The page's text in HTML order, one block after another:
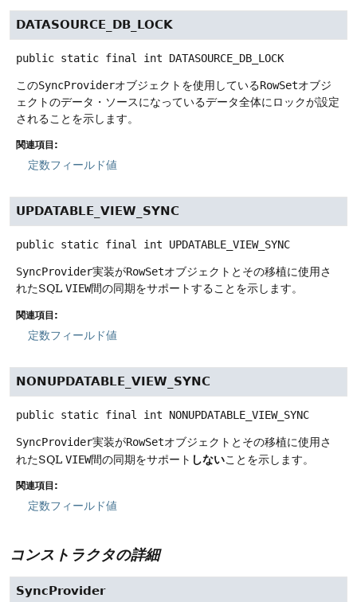
DATASOURCE_DB_LOCK
public static final int DATASOURCE_DB_LOCK
このSyncProviderオブジェクトを使用しているRowSetオブジ
ェクトのデータ・ソースになっているデータ全体にロックが設定
されることを示します。
関連項目:
定数フィールド値
UPDATABLE_VIEW_SYNC
public static final int UPDATABLE_VIEW_SYNC
SyncProvider実装がRowSetオブジェクトとその移植に使用さ
れたSQL VIEW間の同期をサポートすることを示します。
関連項目:
定数フィールド値
NONUPDATABLE_VIEW_SYNC
public static final int NONUPDATABLE_VIEW_SYNC
SyncProvider実装がRowSetオブジェクトとその移植に使用さ
れたSQL VIEW間の同期をサポート しないことを示します。
関連項目:
定数フィールド値
コンストラクタの詳細
SyncProvider